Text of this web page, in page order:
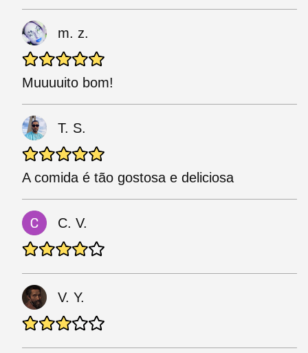
m. z.
Muuuuito bom!
T. S.
A comida é tão gostosa e deliciosa
C. V.
V. Y.